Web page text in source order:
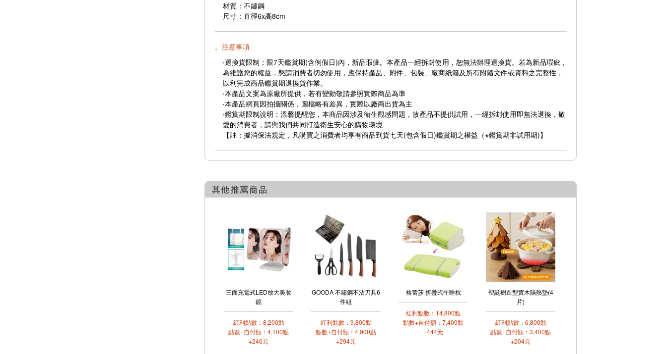
材質：不鏽鋼
尺寸：直徑6x高8cm
。注意事項
‧退換貨限制：限7天鑑賞期(含例假日)內，新品瑕疵。本產品一經拆封使用，恕無法辦理退換貨。若為新品瑕疵，
為維護您的權益，懇請消費者切勿使用，應保持產品、附件、包裝、廠商紙箱及所有附隨文件或資料之完整性，
以利完成商品鑑賞期退換貨作業。
‧本產品文案為原廠所提供，若有變動敬請參照實際商品為準
‧本產品網頁因拍攝關係，圖檔略有差異，實際以廠商出貨為主
‧鑑賞期限制說明：溫馨提醒您，本商品因涉及衛生觀感問題，故產品不提供試用，一經拆封使用即無法退換，敬
愛的消費者，請與我們共同打造衛生安心的購物環境
【註：據消保法規定，凡購買之消費者均享有商品到貨七天(包含假日)鑑賞期之權益（※鑑賞期非試用期)】
三面充電式LED放大美妝
鏡
紅利點數：8,200點
點數+自付額：4,100點
+246元
GOODA 不鏽鋼不沾刀具6
件組
紅利點數：9,800點
點數+自付額：4,900點
+294元
格蕾莎 折疊式午睡枕
紅利點數：14,800點
點數+自付額：7,400點
+444元
聖誕樹造型實木隔熱墊(4
片)
紅利點數：6,800點
點數+自付額：3,400點
+204元